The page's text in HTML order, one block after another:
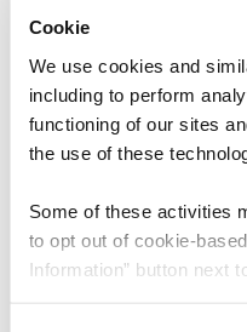
Cookie
We use cookies and
including to perform
functioning of our sites
the use of these
Some of these activities
to opt out of cookie-
Information” button next